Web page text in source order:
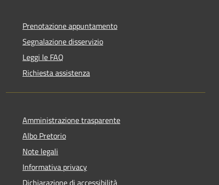
Prenotazione appuntamento
Segnalazione disservizio
Leggi le FAQ
Richiesta assistenza
Amministrazione trasparente
Albo Pretorio
Note legali
Informativa privacy
Dichiarazione di accessibilità